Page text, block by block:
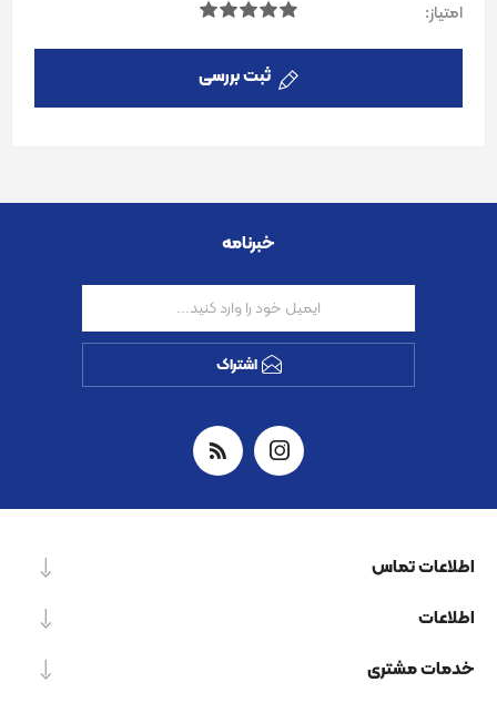
امتیاز:
ثبت بررسی
خبرنامه
اشتراک
اطلاعات تماس
اطلاعات
خدمات مشتری